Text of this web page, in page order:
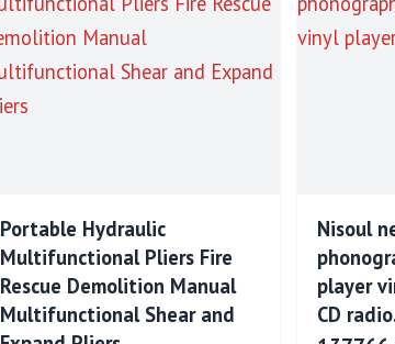
Portable Hydraulic
Multifunctional Pliers Fire
Rescue Demolition Manual
Multifunctional Shear and
Nisoul
player
CD